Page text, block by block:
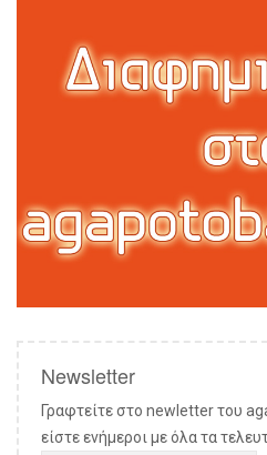
Newsletter
Γραφτείτε στο newletter του
είστε ενήμεροι με όλα τα